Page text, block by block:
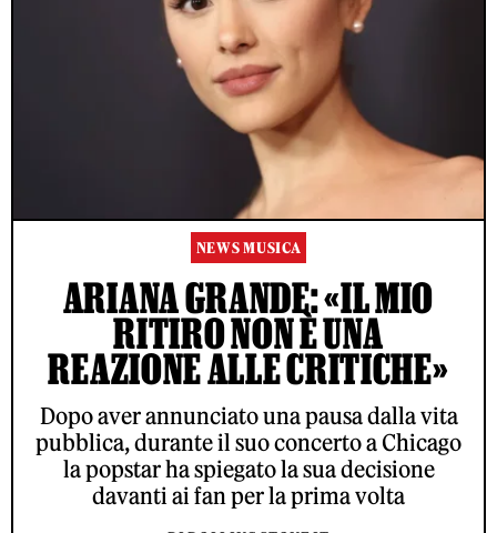
NEWS MUSICA
ARIANA GRANDE: «IL MIO
RITIRO NON È UNA
REAZIONE ALLE CRITICHE»
Dopo aver annunciato una pausa dalla vita
pubblica, durante il suo concerto a Chicago
la popstar ha spiegato la sua decisione
davanti ai fan per la prima volta